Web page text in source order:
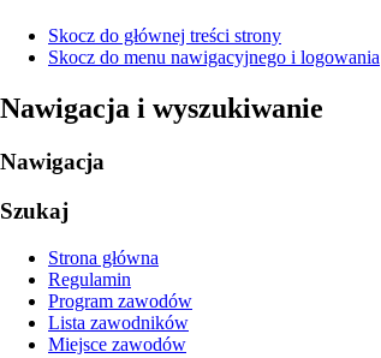
Skocz do głównej treści strony
Skocz do menu nawigacyjnego i logowania
Nawigacja i wyszukiwanie
Nawigacja
Szukaj
Strona główna
Regulamin
Program zawodów
Lista zawodników
Miejsce zawodów